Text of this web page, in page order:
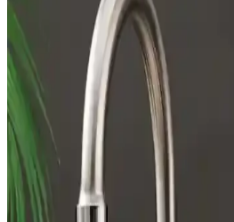
Tezgah Derinliğinde
Modeller ve Fiyat Performans
Tezgah derinliğinde buzdolabı seçimi,
dayanıklılık ve fiyat performansını
Paykel gibi markaların modelleri ve
Modern Mutfak Robotları:
Mutfaklarının Vazgeçilmez
Günümüzde mutfak robotları, çok
tasarımlarıyla zaman ve enerji
artırıyor.